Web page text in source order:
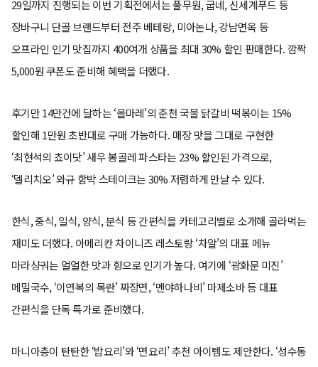
29일까지 진행되는 이번 기획전에서는 풀무원, 굽네, 신세계푸드 등
장바구니 단골 브랜드부터 전주 베테랑, 미아논나, 강남면옥 등
오프라인 인기 맛집까지 400여개 상품을 최대 30% 할인 판매한다. 깜짝
5,000원 쿠폰도 준비해 혜택을 더했다.
후기만 14만건에 달하는 ‘올마레’의 춘천 국물 닭갈비 떡볶이는 15%
할인해 1만원 초반대로 구매 가능하다. 매장 맛을 그대로 구현한
‘최현석의 쵸이닷’ 새우 봉골레 파스타는 23% 할인된 가격으로,
‘델리치오’ 와규 함박 스테이크는 30% 저렴하게 만날 수 있다.
한식, 중식, 일식, 양식, 분식 등 간편식을 카테고리별로 소개해 골라먹는
재미도 더했다. 아메리칸 차이니즈 레스토랑 ‘차알’의 대표 메뉴
마라샹궈는 얼얼한 맛과 향으로 인기가 높다. 여기에 ‘광화문 미진’
메밀국수, ‘이연복의 목란’ 짜장면, ‘멘야하나비’ 마제소바 등 대표
간편식을 단독 특가로 준비했다.
마니아층이 탄탄한 ‘밥요리’와 ‘면요리’ 추천 아이템도 제안한다. ‘성수동